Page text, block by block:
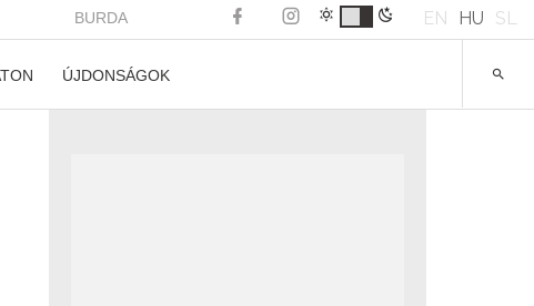
BURDA EN HU SL
ÚJDONSÁGOK